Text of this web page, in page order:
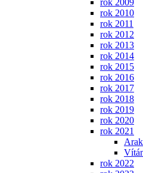
rok 2009
rok 2010
rok 2011
rok 2012
rok 2013
rok 2014
rok 2015
rok 2016
rok 2017
rok 2018
rok 2019
rok 2020
rok 2021
rok 2022